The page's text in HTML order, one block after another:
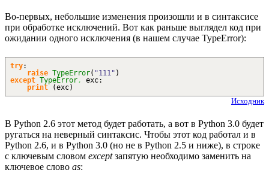
Во-первых, небольшие изменения произошли и в синтаксисе
при обработке исключений. Вот как раньше выглядел код при
ожидании одного исключения (в нашем случае TypeError):
try:
raise TypeError( "111" )
except TypeError ,
exc:
print
(exc)
Исходник
В Python 2.6 этот метод будет работать, а вот в Python 3.0 будет
ругаться на неверный синтаксис. Чтобы этот код работал и в
Python 2.6, и в Python 3.0 (но не в Python 2.5 и ниже), в строке
с ключевым словом exceptзапятую необходимо заменить на
ключевое слово as: